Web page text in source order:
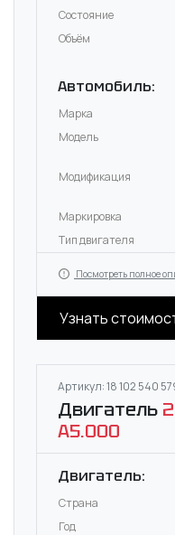
Состояние
Объём
Автомобиль:
Марка
Модель
Модификация
Маркировка
Тип двигателя
Посмотреть полное
Узнать
Артикул: 18 102 540
Двигатель
A5.000
Двигатель:
Страна
Год